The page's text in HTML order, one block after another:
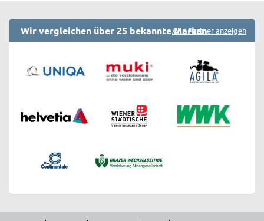
Wir vergleichen über 25 bekannte MarkenAlle Partner anzeigen